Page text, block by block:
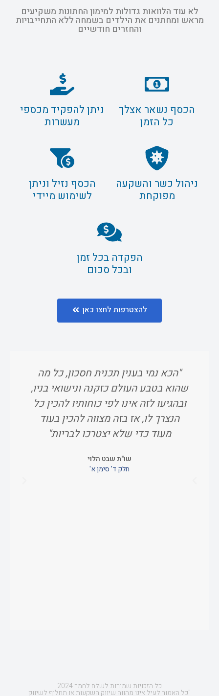
לא עוד הלוואות גדולות למימון החתונות משקיעים
מראש ומחתנים את הילדים בשמחה ללא התחייבויות
והחזרים חודשיים
הכסף נשאר אצלך
כל הזמן
ניתן להפקיד מכספי
מעשרות
ניהול כשר והשקעה
מפוקחת
הכסף נזיל וניתן
לשימוש מיידי
הפקדה בכל זמן
ובכל סכום
להצטרפות לחצו כאן
"הכא נמי בענין תכנית חסכון, כל מה
שהוא בטבע העולם כזקנה ונישואי בניו,
ובהגיעו לזה אינו לפי כוחותיו להכין כל
הנצרך לו, אז בזה מצווה להכין בעוד
מעוד כדי שלא יצטרכו לבריות"
שו"ת שבט הלוי
חלק ד' סימן א'
כל הזכויות שמורות לשלח לחמך 2024
"כל האמור לעיל אינו מהווה שיווק השקעות או תחליף לשיווק